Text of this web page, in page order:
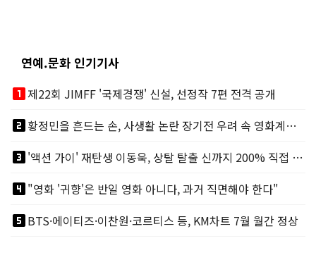
연예.문화 인기기사
looks_one제22회 JIMFF '국제경쟁' 신설, 선정작 7편 전격 공개
looks_two
황정민을 흔드는 손, 사생활 논란 장기전 우려 속 영화계도 리스크
looks_3
'액션 가이' 재탄생 이동욱, 상탈 탈출 신까지 200% 직접 소화
looks_4"영화 '귀향'은 반일 영화 아니다, 과거 직면해야 한다"
looks_5BTS·에이티즈·이찬원·코르티스 등, KM차트 7월 월간 정상